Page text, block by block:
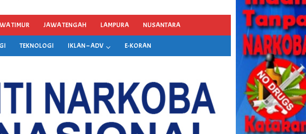
TIMUR JAWA TENGAH LAMPURA NUSANTARA
TEKNOLOGI IKLAN – ADV E-KORAN